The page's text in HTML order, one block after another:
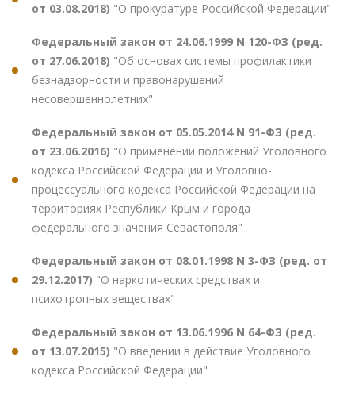
от 03.08.2018) "О прокуратуре Российской Федерации"
Федеральный закон от 24.06.1999 N 120-ФЗ (ред.
от 27.06.2018) "Об основах системы профилактики
безнадзорности и правонарушений
несовершеннолетних"
Федеральный закон от 05.05.2014 N 91-ФЗ (ред.
от 23.06.2016) "О применении положений Уголовного
кодекса Российской Федерации и Уголовно-
процессуального кодекса Российской Федерации на
территориях Республики Крым и города
федерального значения Севастополя"
Федеральный закон от 08.01.1998 N 3-ФЗ (ред. от
29.12.2017) "О наркотических средствах и
психотропных веществах"
Федеральный закон от 13.06.1996 N 64-ФЗ (ред.
от 13.07.2015) "О введении в действие Уголовного
кодекса Российской Федерации"